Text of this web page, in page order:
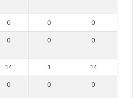
0 0 0
0 0 0
14 1 14
0 0 0